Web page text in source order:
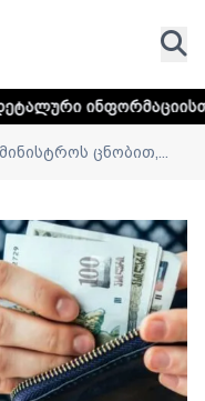
ცნობით,...